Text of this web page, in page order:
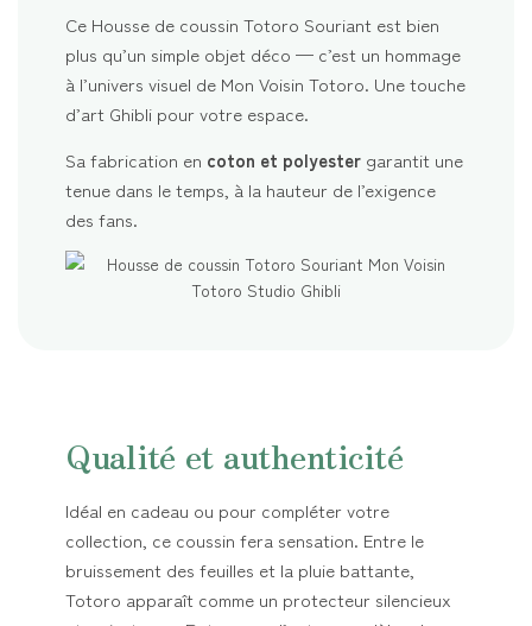
Ce Housse de coussin Totoro Souriant est bien
plus qu’un simple objet déco — c’est un hommage
à l’univers visuel de Mon Voisin Totoro. Une touche
d’art Ghibli pour votre espace.
Sa fabrication en coton et polyester garantit une
tenue dans le temps, à la hauteur de l’exigence
des fans.
Qualité et authenticité
Idéal en cadeau ou pour compléter votre
collection, ce coussin fera sensation. Entre le
bruissement des feuilles et la pluie battante,
Totoro apparaît comme un protecteur silencieux